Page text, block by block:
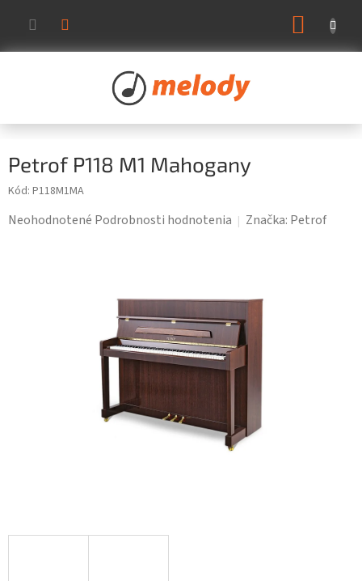
obsah
Petrof P118 M1 Mahogany
Kód: P118M1MA
Priemerné
Neohodnotené Podrobnosti hodnotenia Značka: Petrof